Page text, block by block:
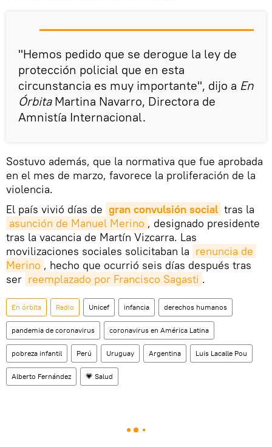
"Hemos pedido que se derogue la ley de
protección policial que en esta
circunstancia es muy importante", dijo a En
ÓrbitaMartina Navarro, Directora de
Amnistía Internacional.
Sostuvo además, que la normativa que fue aprobada
en el mes de marzo, favorece la proliferación de la
violencia.
El país vivió días de gran convulsión social tras la
asunción de Manuel Merino , designado presidente
tras la vacancia de Martín Vizcarra. Las
movilizaciones sociales solicitaban la renuncia de
Merino , hecho que ocurrió seis días después tras
ser reemplazado por Francisco Sagasti .
En órbita Radio Unicef infancia derechos humanos
pandemia de coronavirus coronavirus en América Latina
pobreza infantil Perú Uruguay Argentina Luis Lacalle Pou
Alberto Fernández 💗 Salud